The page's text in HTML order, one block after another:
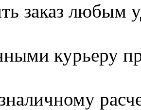
заказ любым
курьеру